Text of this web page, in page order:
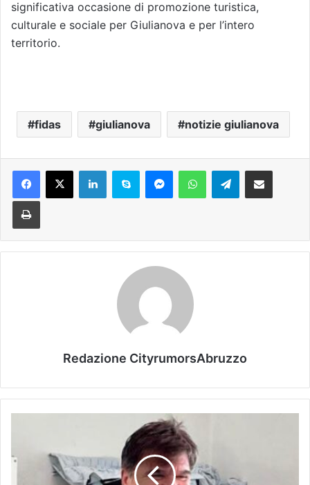
significativa occasione di promozione turistica,
culturale e sociale per Giulianova e per l’intero
territorio.
fidas giulianova notizie giulianova
Telegram
Redazione CityrumorsAbruzzo